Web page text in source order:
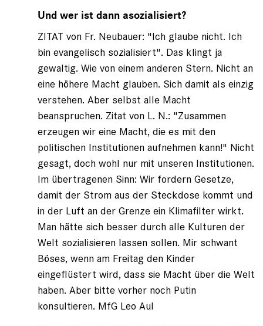
auf
Aul
(nicht
registriert)
Und wer ist dann asozialisiert?
ZITAT von Fr. Neubauer: "Ich glaube nicht. Ich
bin evangelisch sozialisiert". Das klingt ja
gewaltig. Wie von einem anderen Stern. Nicht an
eine höhere Macht glauben. Sich damit als einzig
verstehen. Aber selbst alle Macht
beanspruchen. Zitat von L. N.: "Zusammen
erzeugen wir eine Macht, die es mit den
politischen Institutionen aufnehmen kann!" Nicht
gesagt, doch wohl nur mit unseren Institutionen.
Im übertragenen Sinn: Wir fordern Gesetze,
damit der Strom aus der Steckdose kommt und
in der Luft an der Grenze ein Klimafilter wirkt.
Man hätte sich besser durch alle Kulturen der
Welt sozialisieren lassen sollen. Mir schwant
Böses, wenn am Freitag den Kinder
eingeflüstert wird, dass sie Macht über die Welt
haben. Aber bitte vorher noch Putin
konsultieren. MfG Leo Aul